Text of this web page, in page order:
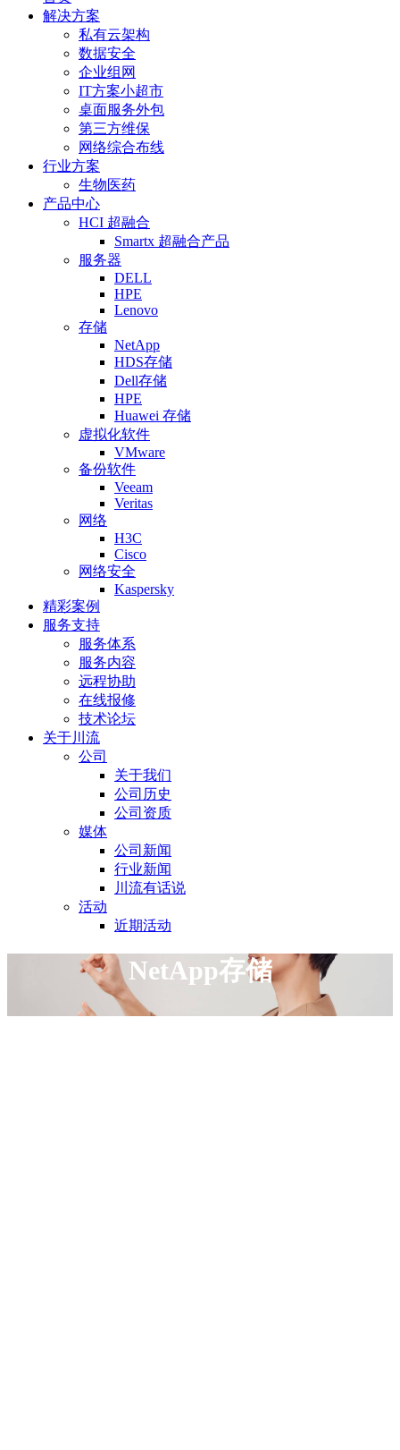
解决方案
私有云架构
数据安全
企业组网
IT方案小超市
桌面服务外包
第三方维保
网络综合布线
行业方案
生物医药
产品中心
HCI 超融合
Smartx 超融合产品
服务器
DELL
HPE
Lenovo
存储
NetApp
HDS存储
Dell存储
HPE
Huawei 存储
虚拟化软件
VMware
备份软件
Veeam
Veritas
网络
H3C
Cisco
网络安全
Kaspersky
精彩案例
服务支持
服务体系
服务内容
远程协助
在线报修
技术论坛
关于川流
公司
关于我们
公司历史
公司资质
媒体
公司新闻
行业新闻
川流有话说
活动
近期活动
NetApp存储